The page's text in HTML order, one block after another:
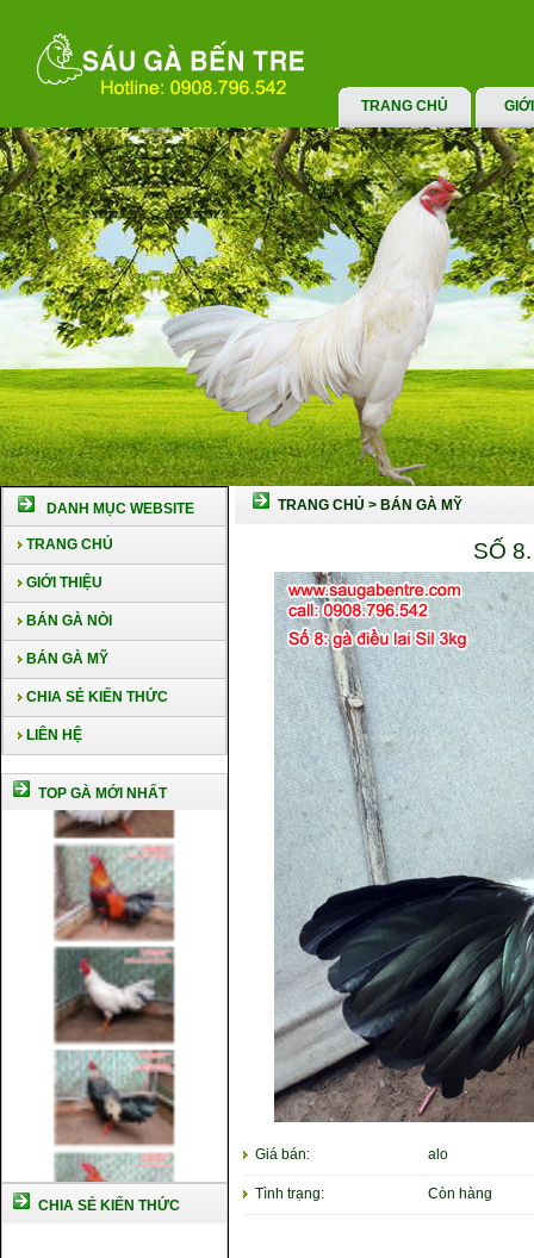
TRANG CHỦ
DANH MỤC WEBSITE
TRANG CHỦ
GIỚI THIỆU
BÁN GÀ NÒI
BÁN GÀ MỸ
CHIA SẺ KIẾN THỨC
LIÊN HỆ
TOP GÀ MỚI NHẤT
CHIA SẺ KIẾN THỨC
TRANG CHỦ > BÁN GÀ MỸ
SỐ
Giá bán: alo
Tình trạng: Còn hàng